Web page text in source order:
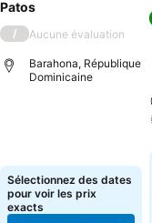
Patos
/ Aucune évaluation
Barahona, République
Dominicaine
Sélectionnez des dates
pour voir les prix
exacts